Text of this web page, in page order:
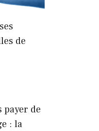
de
payer de
: la